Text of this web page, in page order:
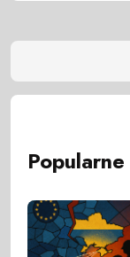
Popularne